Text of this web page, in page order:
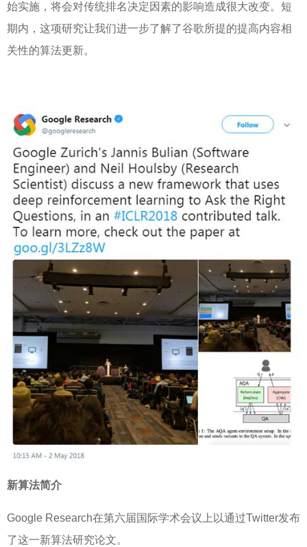
始实施，将会对传统排名决定因素的影响造成很大改变。短
期内，这项研究让我们进一步了解了谷歌所提的提高内容相
关性的算法更新。
新算法简介
Google Research在第六届国际学术会议上以通过Twitter发布
了这一新算法研究论文。